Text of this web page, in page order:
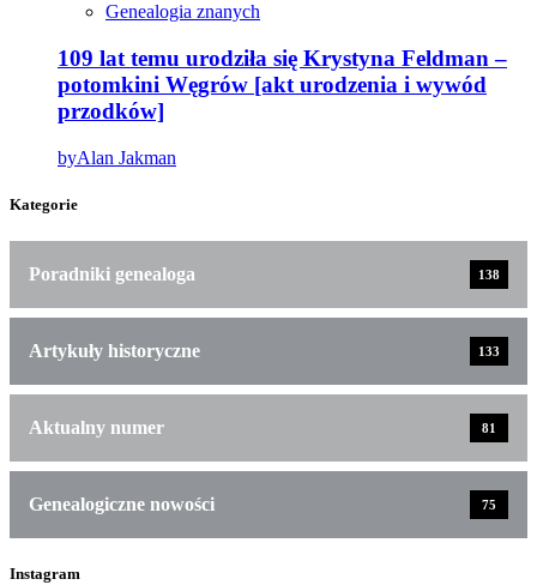
Genealogia znanych
109 lat temu urodziła się Krystyna Feldman –
potomkini Węgrów [akt urodzenia i wywód
przodków]
byAlan Jakman
Kategorie
Poradniki genealoga 138
Artykuły historyczne 133
Aktualny numer 81
Genealogiczne nowości 75
Instagram